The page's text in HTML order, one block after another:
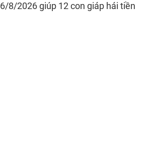
6/8/2026 giúp 12 con giáp hái tiền